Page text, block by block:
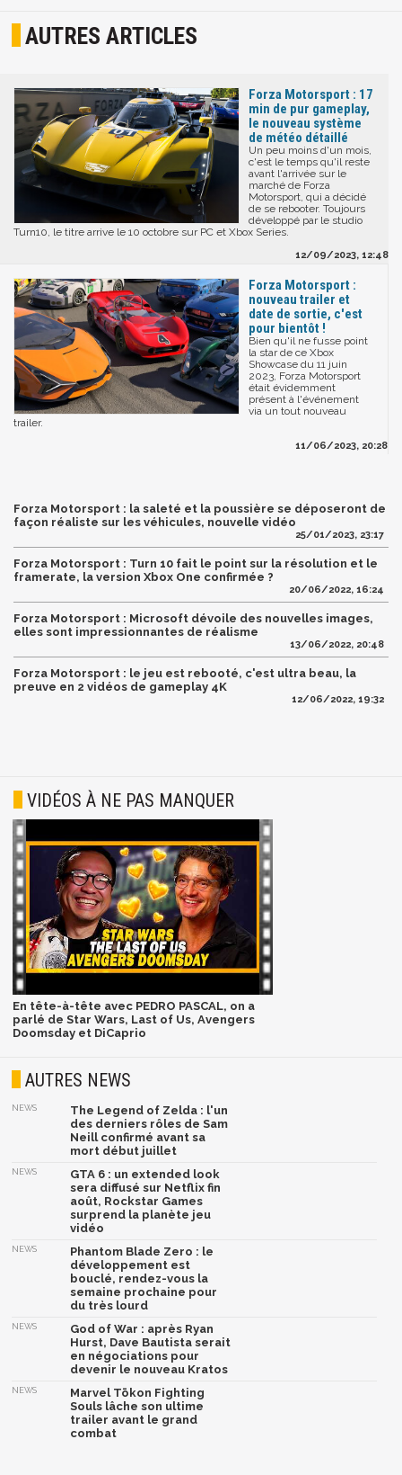
AUTRES ARTICLES
Forza Motorsport : 17
min de pur gameplay,
le nouveau système
de météo détaillé
Un peu moins d'un mois,
c'est le temps qu'il reste
avant l'arrivée sur le
marché de Forza
Motorsport, qui a décidé
de se rebooter. Toujours
développé par le studio
Turn10, le titre arrive le 10 octobre sur PC et Xbox Series.
12/09/2023, 12:48
Forza Motorsport :
nouveau trailer et
date de sortie, c'est
pour bientôt !
Bien qu'il ne fusse point
la star de ce Xbox
Showcase du 11 juin
2023, Forza Motorsport
était évidemment
présent à l'événement
via un tout nouveau
trailer.
11/06/2023, 20:28
Forza Motorsport : la saleté et la poussière se déposeront de
façon réaliste sur les véhicules, nouvelle vidéo
25/01/2023, 23:17
Forza Motorsport : Turn 10 fait le point sur la résolution et le
framerate, la version Xbox One confirmée ?
20/06/2022, 16:24
Forza Motorsport : Microsoft dévoile des nouvelles images,
elles sont impressionnantes de réalisme
13/06/2022, 20:48
Forza Motorsport : le jeu est rebooté, c'est ultra beau, la
preuve en 2 vidéos de gameplay 4K
12/06/2022, 19:32
VIDÉOS À NE PAS MANQUER
En tête-à-tête avec PEDRO PASCAL, on a
parlé de Star Wars, Last of Us, Avengers
Doomsday et DiCaprio
AUTRES NEWS
NEWS
The Legend of Zelda : l'un
des derniers rôles de Sam
Neill confirmé avant sa
mort début juillet
NEWS
GTA 6 : un extended look
sera diffusé sur Netflix fin
août, Rockstar Games
surprend la planète jeu
vidéo
NEWS
Phantom Blade Zero : le
développement est
bouclé, rendez-vous la
semaine prochaine pour
du très lourd
NEWS
God of War : après Ryan
Hurst, Dave Bautista serait
en négociations pour
devenir le nouveau Kratos
NEWS
Marvel Tōkon Fighting
Souls lâche son ultime
trailer avant le grand
combat